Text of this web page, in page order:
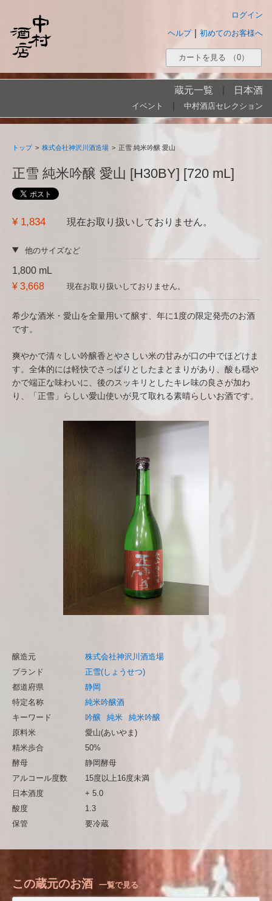
ログイン
初めてのお客様へ
ヘルプ
カートを見る （0）
蔵元一覧 日本酒
イベント 中村酒店セレクション
トップ > 株式会社神沢川酒造場 > 正雪 純米吟醸 愛山
正雪 純米吟醸 愛山 [H30BY] [720 mL]
¥ 1,834 現在お取り扱いしておりません。
他のサイズなど
1,800 mL
¥ 3,668
現在お取り扱いしておりません。
希少な酒米・愛山を全量用いて醸す、年に1度の限定発売のお酒
です。
爽やかで清々しい吟醸香とやさしい米の甘みが口の中でほどけま
す。全体的には軽快でさっぱりとしたまとまりがあり、酸も穏や
かで端正な味わいに、後のスッキリとしたキレ味の良さが加わ
り、「正雪」らしい愛山使いが見て取れる素晴らしいお酒です。
醸造元
株式会社神沢川酒造場
ブランド
正雪(しょうせつ)
都道府県
静岡
特定名称
純米吟醸酒
キーワード
吟醸 純米
純米吟醸
原料米
愛山(あいやま)
精米歩合
50%
酵母
静岡酵母
アルコール度数
15度以上16度未満
日本酒度
+ 5.0
酸度
1.3
保管
要冷蔵
この蔵元のお酒 一覧で見る